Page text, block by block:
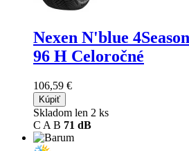
Nexen N'blue
96 H Celoročné
106,59 €
Kúpiť
Skladom len 2 ks
C A B 71 dB